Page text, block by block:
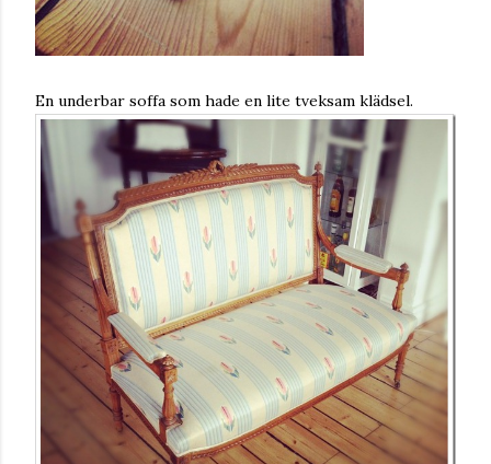
En underbar soffa som hade en lite tveksam klädsel.